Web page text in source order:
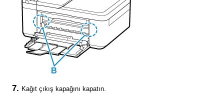
Kağıt çıkış kapağını kapatın.